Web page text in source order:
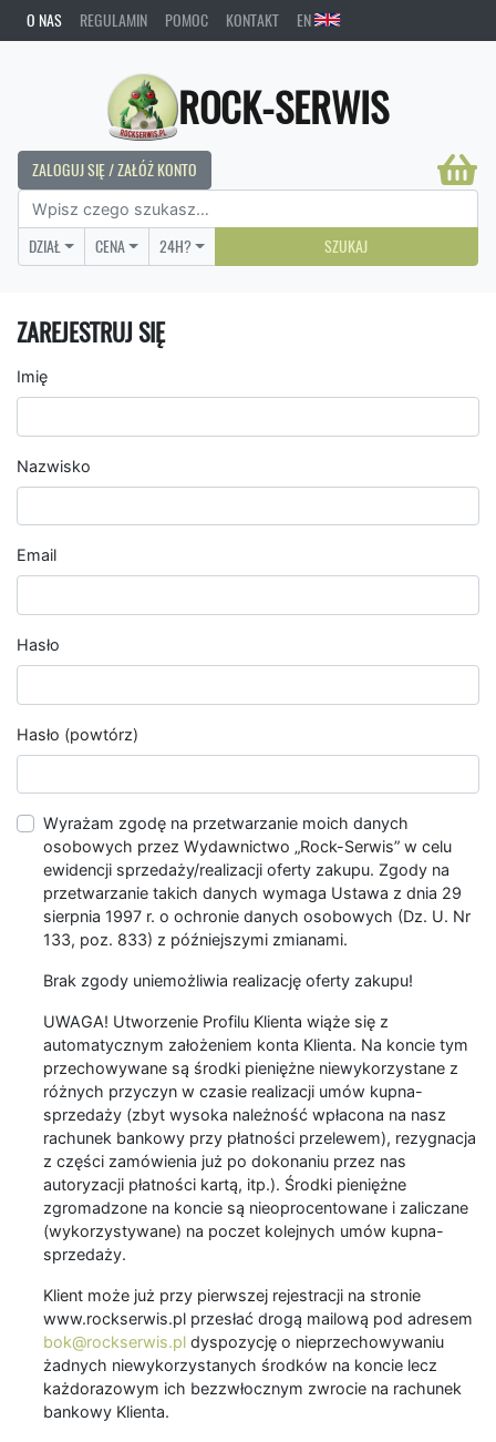
O NAS REGULAMIN POMOC KONTAKT EN
ROCK-SERWIS
ZALOGUJ SIĘ / ZAŁÓŻ KONTO
DZIAŁ CENA 24H? SZUKAJ
ZAREJESTRUJ SIĘ
Imię
Nazwisko
Email
Hasło
Hasło (powtórz)
Wyrażam zgodę na przetwarzanie moich danych
osobowych przez Wydawnictwo „Rock-Serwis” w celu
ewidencji sprzedaży/realizacji oferty zakupu. Zgody na
przetwarzanie takich danych wymaga Ustawa z dnia 29
sierpnia 1997 r. o ochronie danych osobowych (Dz. U. Nr
133, poz. 833) z późniejszymi zmianami.
Brak zgody uniemożliwia realizację oferty zakupu!
UWAGA! Utworzenie Profilu Klienta wiąże się z
automatycznym założeniem konta Klienta. Na koncie tym
przechowywane są środki pieniężne niewykorzystane z
różnych przyczyn w czasie realizacji umów kupna-
sprzedaży (zbyt wysoka należność wpłacona na nasz
rachunek bankowy przy płatności przelewem), rezygnacja
z części zamówienia już po dokonaniu przez nas
autoryzacji płatności kartą, itp.). Środki pieniężne
zgromadzone na koncie są nieoprocentowane i zaliczane
(wykorzystywane) na poczet kolejnych umów kupna-
sprzedaży.
Klient może już przy pierwszej rejestracji na stronie
www.rockserwis.pl przesłać drogą mailową pod adresem
bok@rockserwis.pl dyspozycję o nieprzechowywaniu
żadnych niewykorzystanych środków na koncie lecz
każdorazowym ich bezzwłocznym zwrocie na rachunek
bankowy Klienta.